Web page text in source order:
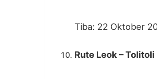
Tiba: 22 Oktober
Rute Leok – Tolitoli